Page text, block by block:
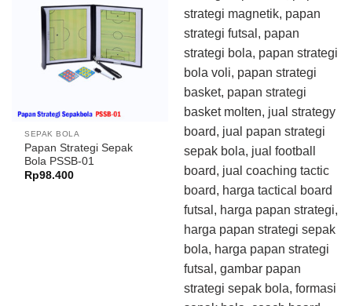
SEPAK BOLA
Papan Strategi Sepak
Bola PSSB-01
Rp98.400